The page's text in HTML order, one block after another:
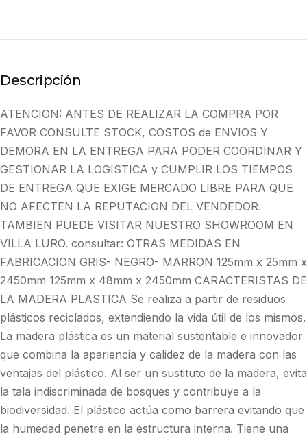
Descripción
ATENCION: ANTES DE REALIZAR LA COMPRA POR
FAVOR CONSULTE STOCK, COSTOS de ENVIOS Y
DEMORA EN LA ENTREGA PARA PODER COORDINAR Y
GESTIONAR LA LOGISTICA y CUMPLIR LOS TIEMPOS
DE ENTREGA QUE EXIGE MERCADO LIBRE PARA QUE
NO AFECTEN LA REPUTACION DEL VENDEDOR.
TAMBIEN PUEDE VISITAR NUESTRO SHOWROOM EN
VILLA LURO. consultar: OTRAS MEDIDAS EN
FABRICACION GRIS- NEGRO- MARRON 125mm x 25mm x
2450mm 125mm x 48mm x 2450mm CARACTERISTAS DE
LA MADERA PLASTICA Se realiza a partir de residuos
plásticos reciclados, extendiendo la vida útil de los mismos.
La madera plástica es un material sustentable e innovador
que combina la apariencia y calidez de la madera con las
ventajas del plástico. Al ser un sustituto de la madera, evita
la tala indiscriminada de bosques y contribuye a la
biodiversidad. El plástico actúa como barrera evitando que
la humedad penetre en la estructura interna. Tiene una